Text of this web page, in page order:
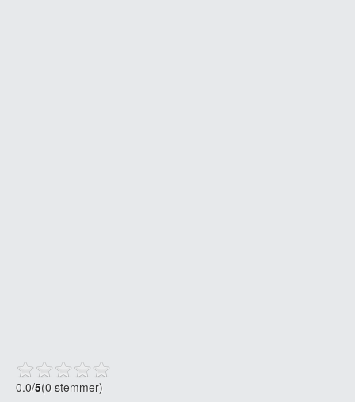
0.0/5(0 stemmer)